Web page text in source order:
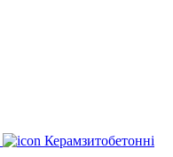
Керамзитобетонні